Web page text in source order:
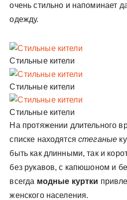
очень стильно и напоминает
одежду.
Стильные кители
Стильные кители
Стильные кители
На протяжении длительного
списке находятсястеганые
быть как длинными, так и
без рукавов, с капюшоном и
всегда модные куртки
женского населения.